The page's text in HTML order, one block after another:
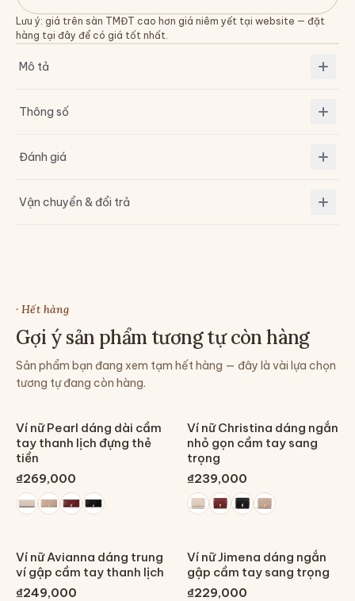
Lưu ý: giá trên sàn TMĐT cao hơn giá niêm yết tại website — đặt
hàng tại đây để có giá tốt nhất.
Mô tả
Thông số
Đánh giá
Vận chuyển & đổi trả
· Hết hàng
Gợi ý sản phẩm tương tự còn hàng
Sản phẩm bạn đang xem tạm hết hàng — đây là vài lựa chọn
tương tự đang còn hàng.
Ví nữ Pearl dáng dài cầm
tay thanh lịch đựng thẻ
tiền
₫269,000
Ví nữ Christina dáng ngắn
nhỏ gọn cầm tay sang
trọng
₫239,000
Ví nữ Avianna dáng trung
ví gập cầm tay thanh lịch
₫249,000
Ví nữ Jimena dáng ngắn
gập cầm tay sang trọng
₫229,000